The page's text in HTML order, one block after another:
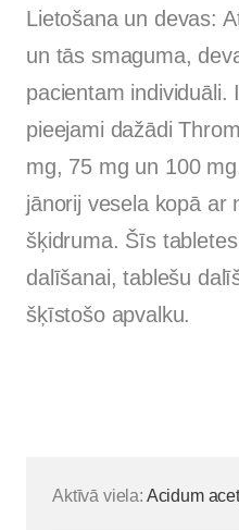
Lietošana un devas:
un tās smaguma,
pacientam individuāli.
pieejami dažādi
mg, 75 mg un 100
jānorij vesela kopā ar
šķidruma. Šīs
dalīšanai, tablešu
šķīstošo apvalku.
Aktīvā viela: Acidum